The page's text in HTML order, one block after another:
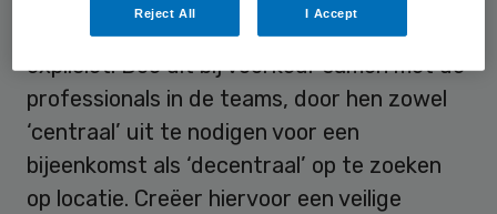
jouw organisatie – inhoudt en maak dit
expliciet. Doe dit bij voorkeur samen met de
professionals in de teams, door hen zowel
‘centraal’ uit te nodigen voor een
bijeenkomst als ‘decentraal’ op te zoeken
op locatie. Creëer hiervoor een veilige
Reject All I Accept